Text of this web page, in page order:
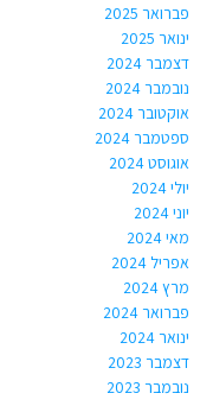
פברואר 2025
ינואר 2025
דצמבר 2024
נובמבר 2024
אוקטובר 2024
ספטמבר 2024
אוגוסט 2024
יולי 2024
יוני 2024
מאי 2024
אפריל 2024
מרץ 2024
פברואר 2024
ינואר 2024
דצמבר 2023
נובמבר 2023